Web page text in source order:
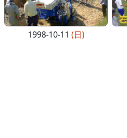
1998-10-11 (日)